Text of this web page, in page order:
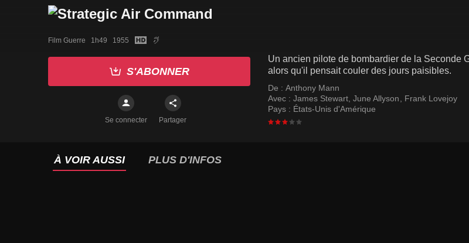
Film Guerre   1h49   1955
S'ABONNER
Se connecter Partager
Un ancien pilote de bombardier de la Seconde
alors qu'il pensait couler des jours paisibles.
De : Anthony Mann
Avec : James Stewart June Allyson
Frank Lovejoy
Pays : États-Unis d'Amérique
À VOIR AUSSI PLUS D'INFOS